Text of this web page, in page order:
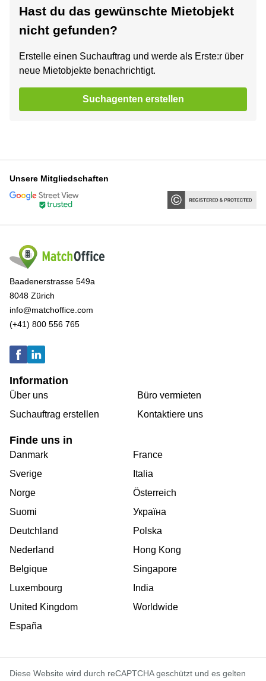
Hast du das gewünschte Mietobjekt
nicht gefunden?
Erstelle einen Suchauftrag und werde als Erste:r über
neue Mietobjekte benachrichtigt.
Suchagenten erstellen
Unsere Mitgliedschaften
Baadenerstrasse 549a
8048 Zürich
info@matchoffice.com
(+41) 800 556 765
Information
Über uns
Suchauftrag erstellen
Büro vermieten
Kontaktiere uns
Finde uns in
Danmark
Sverige
Norge
Suomi
Deutchland
Nederland
Belgique
Luxembourg
United Kingdom
España
France
Italia
Österreich
Україна
Polska
Hong Kong
Singapore
India
Worldwide
Diese Website wird durch reCAPTCHA geschützt und es gelten